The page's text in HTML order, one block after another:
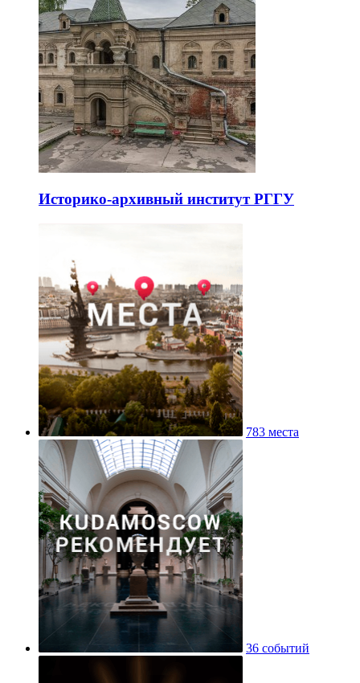
Историко-архивный институт РГГУ
783 места
36 событий